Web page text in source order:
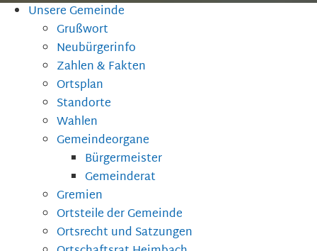
Unsere Gemeinde
Grußwort
Neubürgerinfo
Zahlen & Fakten
Ortsplan
Standorte
Wahlen
Gemeindeorgane
Bürgermeister
Gemeinderat
Gremien
Ortsteile der Gemeinde
Ortsrecht und Satzungen